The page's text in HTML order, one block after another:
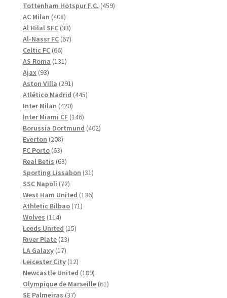
produkter
Tottenham Hotspur F.C. 459459
AC Milan 408408
produkter
Al Hilal SFC 3333
produkter
Al-Nassr FC 6767
Celtic FC 6666
produkter
AS Roma 131131
Ajax 9393
produkter
Aston Villa 291291
produkter
Atlético Madrid 445445
Inter Milan 420420
produkter
Inter Miami CF 146146
produkter
Borussia Dortmund 402402
Everton 208208
produkter
FC Porto 6363
produkter
Real Betis 6363
produkter
Sporting Lissabon 3131
SSC Napoli 7272
produkter
West Ham United 136136
Athletic Bilbao 7171
Wolves 114114
produkter
Leeds United 1515
River Plate 2323
LA Galaxy 1717
produkter
Leicester City 1212
produkter
Newcastle United 189189
produkter
Olympique de Marseille 6161
SE Palmeiras 3737